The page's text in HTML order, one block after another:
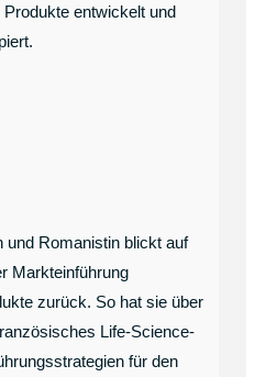
entwickelt und
und Romanistin blickt auf
Markteinführung
zurück. So hat sie über
Life-Science-
für den